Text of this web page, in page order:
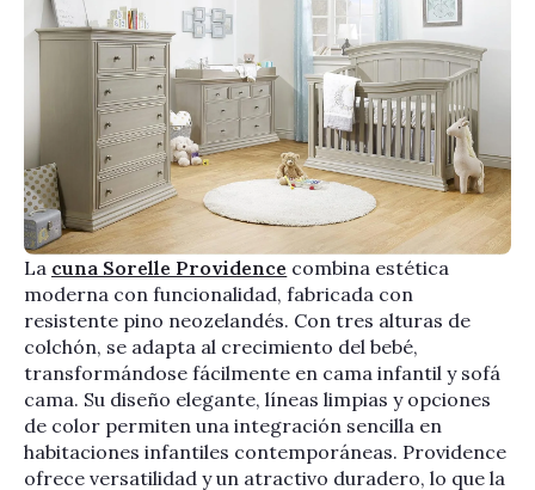
La cuna Sorelle Providence combina estética
moderna con funcionalidad, fabricada con
resistente pino neozelandés. Con tres alturas de
colchón, se adapta al crecimiento del bebé,
transformándose fácilmente en cama infantil y sofá
cama. Su diseño elegante, líneas limpias y opciones
de color permiten una integración sencilla en
habitaciones infantiles contemporáneas. Providence
ofrece versatilidad y un atractivo duradero, lo que la